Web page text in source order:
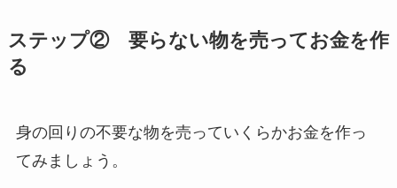
ステップ② 要らない物を売ってお金を作
る
身の回りの不要な物を売っていくらかお金を作っ
てみましょう。